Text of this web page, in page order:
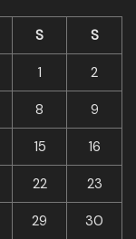
S S
1 2
8 9
15 16
22 23
29 30